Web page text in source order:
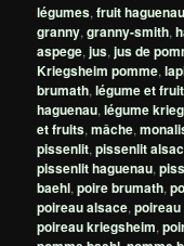
légumes,fruit haguenau
granny,granny-smith,
aspege,jus,jus de
Kriegsheim pomme,
brumath,légume et
haguenau,légume
et fruits,mâche,
pissenlit,pissenlit
pissenlit haguenau,
baehl,poire brumath,
poireau alsace,poireau
poireau kriegsheim,